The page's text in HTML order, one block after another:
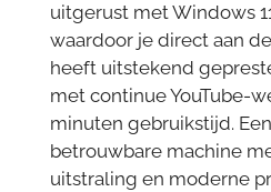
uitgerust met Windows
waardoor je direct aan
heeft uitstekend
met continue YouTube-
minuten gebruikstijd.
betrouwbare machine
uitstraling en moderne